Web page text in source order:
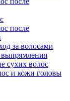
после
за волосами
выпрямления
сухих волос
и кожи головы